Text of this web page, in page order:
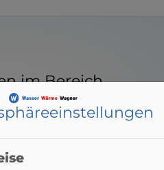
im Bereich